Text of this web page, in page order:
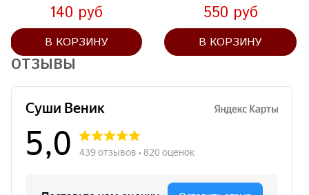
140 руб
В КОРЗИНУ
550 руб
В КОРЗИНУ
ОТЗЫВЫ